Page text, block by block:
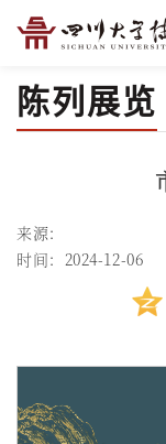
陈列展览
来源：
时间：2024-12-06